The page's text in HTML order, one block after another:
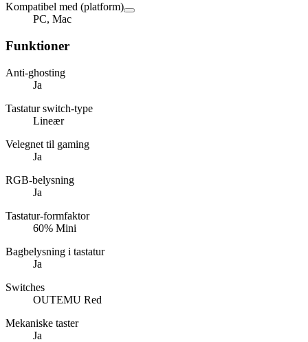
Kompatibel med (platform)
PC, Mac
Funktioner
Anti-ghosting
Ja
Tastatur switch-type
Lineær
Velegnet til gaming
Ja
RGB-belysning
Ja
Tastatur-formfaktor
60% Mini
Bagbelysning i tastatur
Ja
Switches
OUTEMU Red
Mekaniske taster
Ja